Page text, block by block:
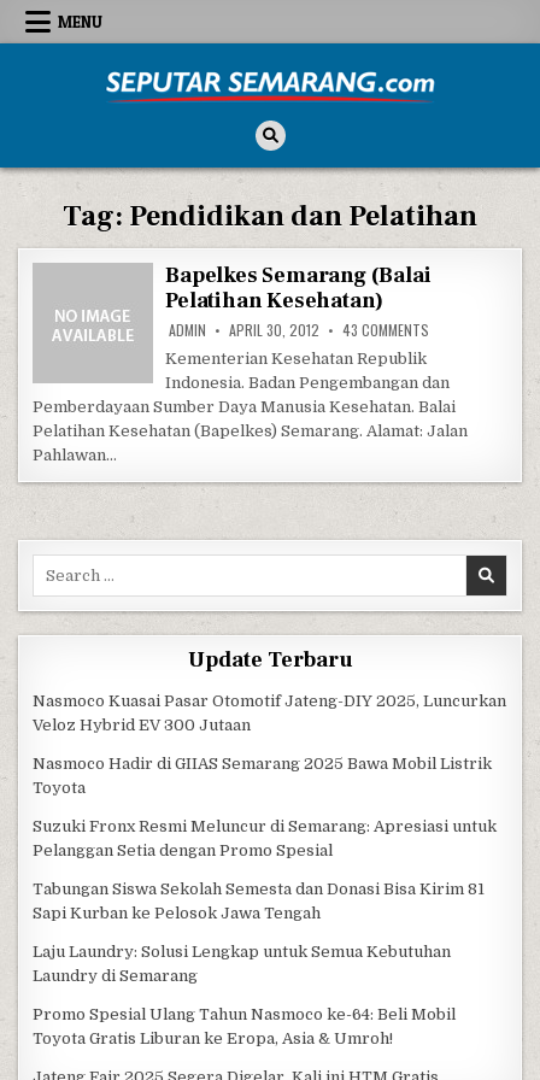
Skip to content
MENU
Tag: Pendidikan dan Pelatihan
Bapelkes Semarang (Balai
Pelatihan Kesehatan)
ADMIN APRIL 30, 2012 43 COMMENTS
Kementerian Kesehatan Republik
Indonesia. Badan Pengembangan dan
Pemberdayaan Sumber Daya Manusia Kesehatan. Balai
Pelatihan Kesehatan (Bapelkes) Semarang. Alamat: Jalan
Pahlawan…
Search for:
Update Terbaru
Nasmoco Kuasai Pasar Otomotif Jateng-DIY 2025, Luncurkan
Veloz Hybrid EV 300 Jutaan
Nasmoco Hadir di GIIAS Semarang 2025 Bawa Mobil Listrik
Toyota
Suzuki Fronx Resmi Meluncur di Semarang: Apresiasi untuk
Pelanggan Setia dengan Promo Spesial
Tabungan Siswa Sekolah Semesta dan Donasi Bisa Kirim 81
Sapi Kurban ke Pelosok Jawa Tengah
Laju Laundry: Solusi Lengkap untuk Semua Kebutuhan
Laundry di Semarang
Promo Spesial Ulang Tahun Nasmoco ke-64: Beli Mobil
Toyota Gratis Liburan ke Eropa, Asia & Umroh!